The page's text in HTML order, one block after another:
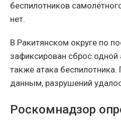
беспилотников
нет.
В Ракитянском округе по
зафиксирован сброс
также атака
данным, разрушений
Роскомнадзор